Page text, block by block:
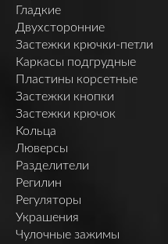
Гладкие
Двухсторонние
Застежки крючки-петли
Каркасы подгрудные
Пластины корсетные
Застежки кнопки
Застежки крючок
Кольца
Люверсы
Разделители
Регилин
Регуляторы
Украшения
Чулочные зажимы